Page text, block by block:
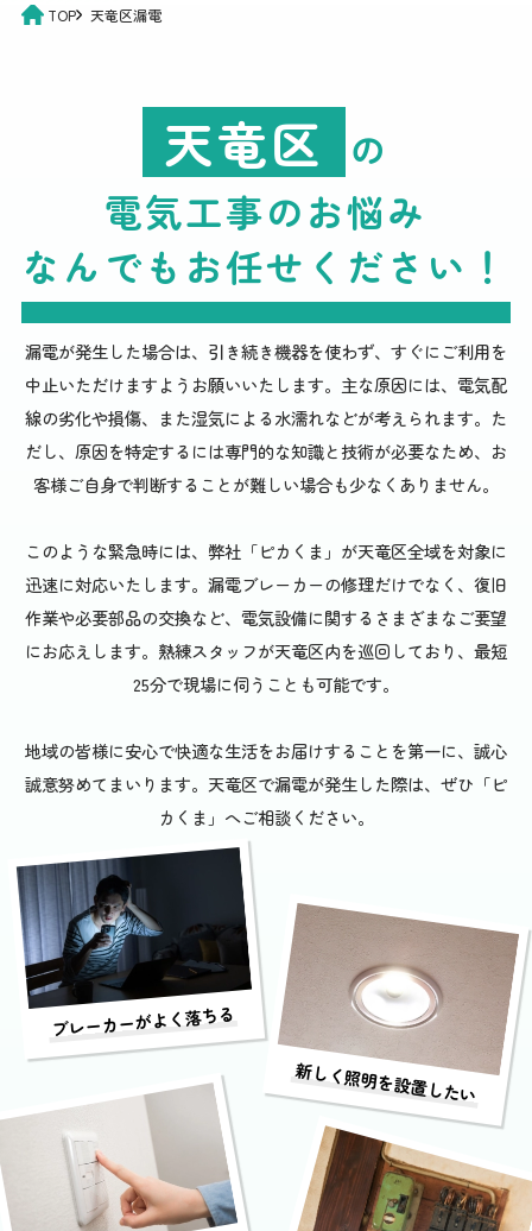
TOP 天竜区漏電
天竜区 の
電気工事のお悩み
なんでもお任せください ！
漏電が発生した場合は、引き続き機器を使わず、すぐにご利用を
中止いただけますようお願いいたします。主な原因には、電気配
線の劣化や損傷、また湿気による水濡れなどが考えられます。た
だし、原因を特定するには専門的な知識と技術が必要なため、お
客様ご自身で判断することが難しい場合も少なくありません。
このような緊急時には、弊社「ピカくま」が天竜区全域を対象に
迅速に対応いたします。漏電ブレーカーの修理だけでなく、復旧
作業や必要部品の交換など、電気設備に関するさまざまなご要望
にお応えします。熟練スタッフが天竜区内を巡回しており、最短
25分で現場に伺うことも可能です。
地域の皆様に安心で快適な生活をお届けすることを第一に、誠心
誠意努めてまいります。天竜区で漏電が発生した際は、ぜひ「ピ
カくま」へご相談ください。
ブレーカーがよく落ちる
新しく照明を設置したい